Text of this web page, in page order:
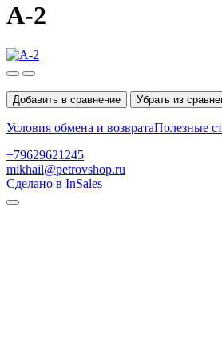
A-2
Добавить в сравнение Убрать из
Условия обмена и возвратаПолезные
+79629621245
mikhail@petrovshop.ru
Сделано в InSales